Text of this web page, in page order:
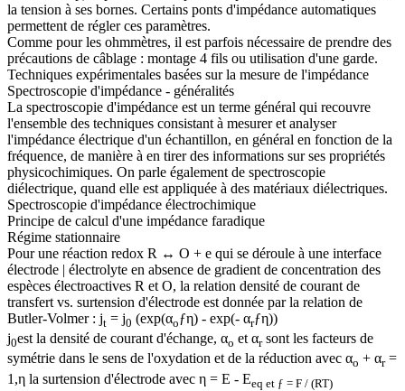
la tension à ses bornes. Certains ponts d'impédance automatiques
permettent de régler ces paramètres.
Comme pour les ohmmètres, il est parfois nécessaire de prendre des
précautions de câblage : montage 4 fils ou utilisation d'une garde.
Techniques expérimentales basées sur la mesure de l'impédance
Spectroscopie d'impédance - généralités
La spectroscopie d'impédance est un terme général qui recouvre
l'ensemble des techniques consistant à mesurer et analyser
l'impédance électrique d'un échantillon, en général en fonction de la
fréquence, de manière à en tirer des informations sur ses propriétés
physicochimiques. On parle également de spectroscopie
diélectrique, quand elle est appliquée à des matériaux diélectriques.
Spectroscopie d'impédance électrochimique
Principe de calcul d'une impédance faradique
Régime stationnaire
Pour une réaction redox R ↔ O + e qui se déroule à une interface
électrode | électrolyte en absence de gradient de concentration des
espèces électroactives R et O, la relation densité de courant de
transfert vs. surtension d'électrode est donnée par la relation de
Butler-Volmer : jt = j0 (exp(αoƒη) - exp(- αrƒη))
j0est la densité de courant d'échange, αo et αrsont les facteurs de
symétrie dans le sens de l'oxydation et de la réduction avec αo + αr=
1,η la surtension d'électrode avec η = E - Eeq et ƒ = F / (RT)